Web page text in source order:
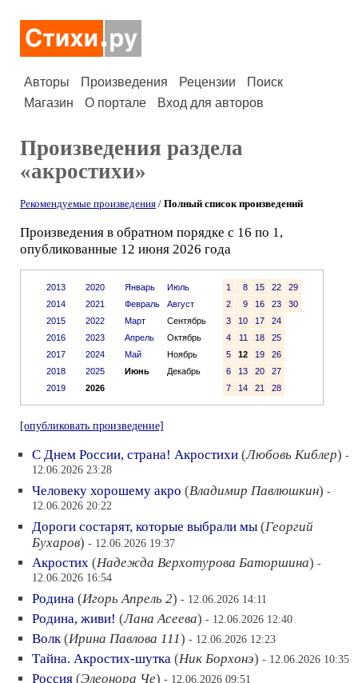
Авторы Произведения Рецензии
Поиск
Магазин
О портале Вход для авторов
Произведения раздела
«акростихи»
Рекомендуемые произведения / Полный список произведений
Произведения в обратном порядке с 16 по 1,
опубликованные 12 июня 2026 года
2013
2014
2015
2016
2017
2018
2019
2020
2021
2022
2023
2024
2025
2026
Январь
Июль
Февраль
Август
Март
Сентябрь
Апрель
Октябрь
Май
Ноябрь
Июнь
Декабрь
1 8 15 22
29
2
9 16 23
30
3
10 17
24
4
11 18
25
5
12 19
26
6
13 20
27
7
14 21 28
[опубликовать произведение]
С Днем России, страна! Акростихи (Любовь Киблер) -
12.06.2026 23:28
Человеку хорошему акро (Владимир Павлюшкин) -
12.06.2026 20:22
Дороги состарят, которые выбрали мы (Георгий
Бухаров) - 12.06.2026 19:37
Акростих (Надежда Верхотурова Баторшина) -
12.06.2026 16:54
Родина (Игорь Апрель 2) - 12.06.2026 14:11
Родина, живи! (Лана Асеева) - 12.06.2026 12:40
Волк(Ирина Павлова 111) - 12.06.2026 12:23
Тайна. Акростих-шутка (Ник Борхонэ) - 12.06.2026 10:35
Россия (Элеонора Че) - 12.06.2026 09:51